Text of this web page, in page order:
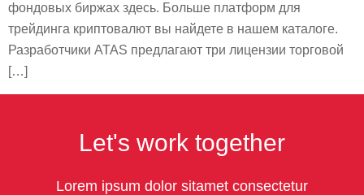
фондовых биржах здесь. Больше платформ для
трейдинга криптовалют вы найдете в нашем каталоге.
Разработчики ATAS предлагают три лицензии торговой
[…]
Let's work together
Lorem ipsum dolor sitamet consectetur